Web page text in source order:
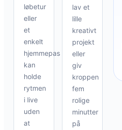
løbetur
eller
et
enkelt
hjemmepas
kan
holde
rytmen
i live
uden
at
lav et
lille
kreativt
projekt
eller
giv
kroppen
fem
rolige
minutter
på